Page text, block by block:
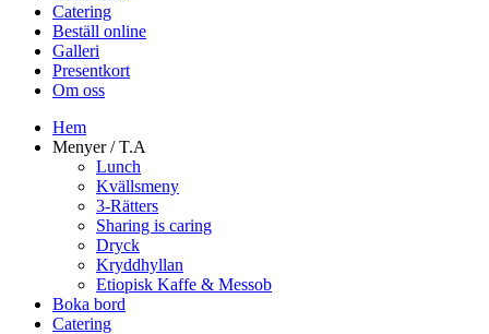
Catering
Beställ online
Galleri
Presentkort
Om oss
Hem
Menyer / T.A
Lunch
Kvällsmeny
3-Rätters
Sharing is caring
Dryck
Kryddhyllan
Etiopisk Kaffe & Messob
Boka bord
Catering